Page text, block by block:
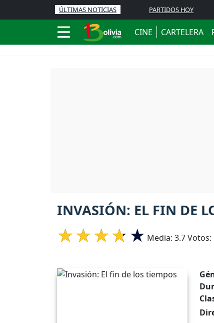
ÚLTIMAS NOTICIAS PARTIDOS HOY
CINE CARTELERA
INVASIÓN: EL FIN DE
Media: 3.7Votos: